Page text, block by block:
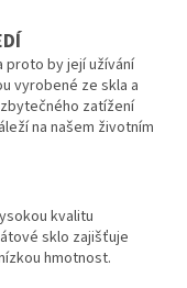
proto by její užívání
vyrobené ze skla a
zatížení
na našem životním
kvalitu
sklo zajišťuje
hmotnost.